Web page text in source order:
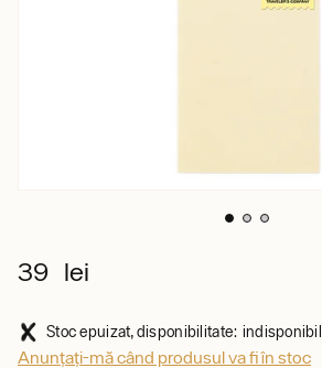
39 lei
Stoc epuizat, disponibilitate: indisponibil
Anunțați-mă când produsul va fi în stoc